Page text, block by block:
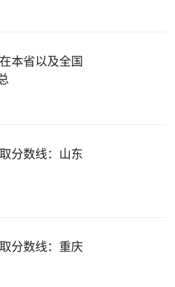
本省以及全国
分数线：山东
分数线：重庆